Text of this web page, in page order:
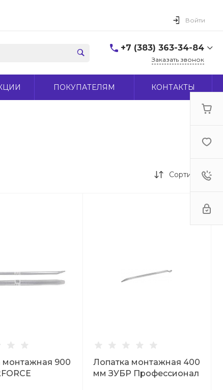
Войти
+7 (383) 363-34-84
г. Новосибирск, ул.
Заказать звонок
ПОКУПАТЕЛЯМ КОНТАКТЫ
Сортировка
монтажная 900
Лопатка монтажная 400
мм ЗУБР Профессионал